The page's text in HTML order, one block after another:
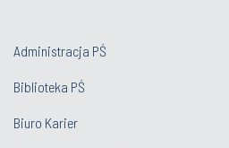
Administracja PŚ
Biblioteka PŚ
Biuro Karier